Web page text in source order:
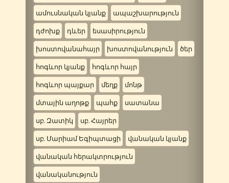
ամուսնական կյանք ապաշխարություն
դժոխք դևեր եսասիրություն
խոստովանահայր խոստովանություն ծեր
հոգևոր կյանք հոգևոր հայր
հոգևոր պայքար մեղք մոնթ
մտային աղոթք պահք սատանա
սբ. Զատիկ սբ. Հայրեր
սբ. Մարիամ Եգիպտացի վանական կյանք
վանական հերակտրություն
վանականություն